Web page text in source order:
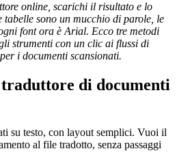
online, scarichi il risultato e lo
sono un mucchio di parole, le
font ora è Arial. Ecco tre metodi
strumenti con un clic ai flussi di
i documenti scansionati.
di documenti
su testo, con layout semplici. Vuoi il
al file tradotto, senza passaggi